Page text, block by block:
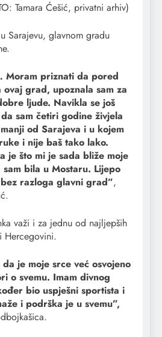
Tamara Ćešić, privatni arhiv)
Sarajevu, glavnom gradu
Moram priznati da pored
grad, upoznala sam za
ljude. Navikla se još
sam četiri godine živjela
od Sarajeva i u kojem
i nije baš tako lako.
je što mi je sada bliže moje
bila u Mostaru. Lijepo
razloga glavni grad”,
važi i za jednu od najljepših
Hercegovini.
je moje srce već osvojeno
o svemu. Imam divnog
bio uspješni sportista i
i podrška je u svemu”,